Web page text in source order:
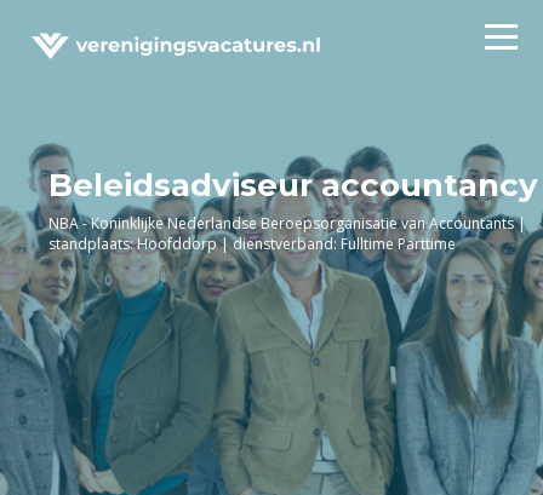
Beleidsadviseur accountancy
NBA - Koninklijke Nederlandse Beroepsorganisatie van Accountants |
standplaats: Hoofddorp | dienstverband: Fulltime Parttime